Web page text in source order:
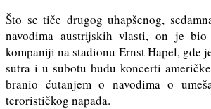
Što se tiče drugog uhapšenog,
navodima austrijskih vlasti, on je
kompaniji na stadionu Ernst Hapel, gde
sutra i u subotu budu koncerti
branio ćutanjem o navodima o
terorističkog napada.